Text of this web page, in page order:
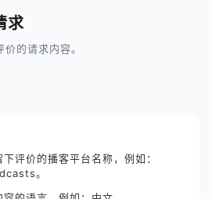
求
的请求内容。
评价的播客平台名称，例如：
。